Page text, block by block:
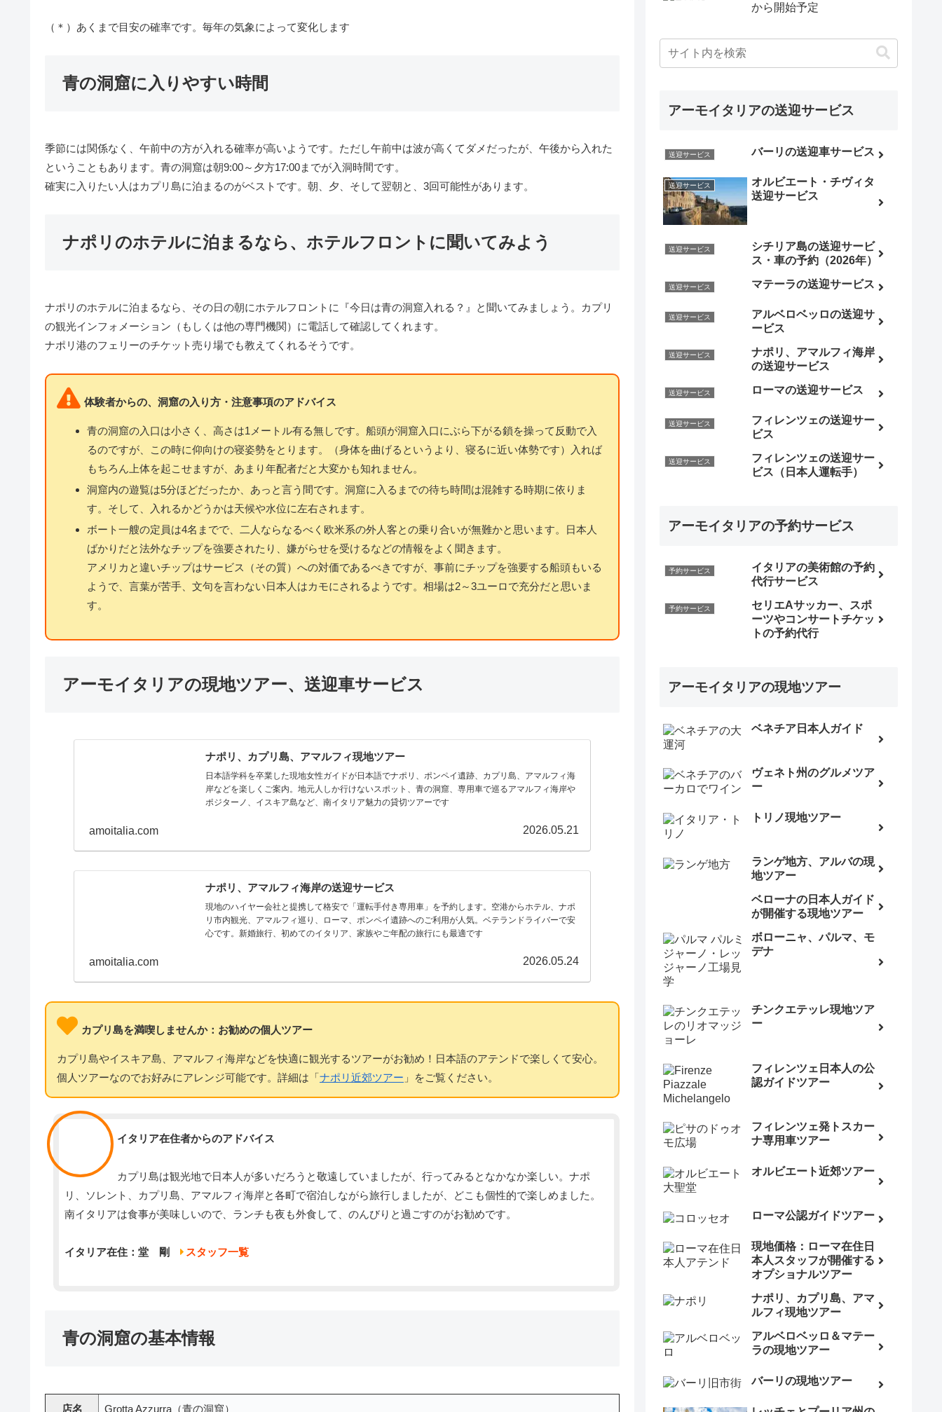
（＊）あくまで目安の確率です。毎年の気象によって変化します
青の洞窟に入りやすい時間
季節には関係なく、午前中の方が入れる確率が高いようです。ただし午前中は波が高くてダメだったが、午後から入れた
ということもあります。青の洞窟は朝9:00～夕方17:00までが入洞時間です。
確実に入りたい人はカプリ島に泊まるのがベストです。朝、夕、そして翌朝と、3回可能性があります。
ナポリのホテルに泊まるなら、ホテルフロントに聞いてみよう
ナポリのホテルに泊まるなら、その日の朝にホテルフロントに『今日は青の洞窟入れる？』と聞いてみましょう。カプリ
の観光インフォメーション（もしくは他の専門機関）に電話して確認してくれます。
ナポリ港のフェリーのチケット売り場でも教えてくれるそうです。
体験者からの、洞窟の入り方・注意事項のアドバイス
青の洞窟の入口は小さく、高さは1メートル有る無しです。船頭が洞窟入口にぶら下がる鎖を操って反動で入
るのですが、この時に仰向けの寝姿勢をとります。（身体を曲げるというより、寝るに近い体勢です）入れば
もちろん上体を起こせますが、あまり年配者だと大変かも知れません。
洞窟内の遊覧は5分ほどだったか、あっと言う間です。洞窟に入るまでの待ち時間は混雑する時期に依りま
す。そして、入れるかどうかは天候や水位に左右されます。
ボート一艘の定員は4名までで、二人ならなるべく欧米系の外人客との乗り合いが無難かと思います。日本人
ばかりだと法外なチップを強要されたり、嫌がらせを受けるなどの情報をよく聞きます。
アメリカと違いチップはサービス（その質）への対価であるべきですが、事前にチップを強要する船頭もいる
ようで、言葉が苦手、文句を言わない日本人はカモにされるようです。相場は2～3ユーロで充分だと思いま
す。
アーモイタリアの現地ツアー、送迎車サービス
ナポリ、カプリ島、アマルフィ現地ツアー
日本語学科を卒業した現地女性ガイドが日本語でナポリ、ポンペイ遺跡、カプリ島、アマルフィ海
岸などを楽しくご案内。地元人しか行けないスポット、青の洞窟、専用車で巡るアマルフィ海岸や
ポジターノ、イスキア島など、南イタリア魅力の貸切ツアーです
amoitalia.com 2026.05.21
ナポリ、アマルフィ海岸の送迎サービス
現地のハイヤー会社と提携して格安で「運転手付き専用車」を予約します。空港からホテル、ナポ
リ市内観光、アマルフィ巡り、ローマ、ポンペイ遺跡へのご利用が人気。ベテランドライバーで安
心です。新婚旅行、初めてのイタリア、家族やご年配の旅行にも最適です
amoitalia.com 2026.05.24
カプリ島を満喫しませんか：お勧めの個人ツアー
カプリ島やイスキア島、アマルフィ海岸などを快適に観光するツアーがお勧め！日本語のアテンドで楽しくて安心。
個人ツアーなのでお好みにアレンジ可能です。詳細は「ナポリ近郊ツアー 」をご覧ください。
イタリア在住者からのアドバイス
カプリ島は観光地で日本人が多いだろうと敬遠していましたが、行ってみるとなかなか楽しい。ナポ
リ、ソレント、カプリ島、アマルフィ海岸と各町で宿泊しながら旅行しましたが、どこも個性的で楽しめました。
南イタリアは食事が美味しいので、ランチも夜も外食して、のんびりと過ごすのがお勧めです。
イタリア在住：堂 剛 スタッフ一覧
青の洞窟の基本情報
店名 Grotta Azzurra（青の洞窟）
から開始予定
アーモイタリアの送迎サービス
送迎サービス バーリの送迎車サービス
送迎サービス
オルビエート・チヴィタ
送迎サービス
送迎サービス
シチリア島の送迎サービ
ス・車の予約（2026年）
送迎サービス マテーラの送迎サービス
送迎サービス
アルベロベッロの送迎サ
ービス
送迎サービス
ナポリ、アマルフィ海岸
の送迎サービス
送迎サービス ローマの送迎サービス
送迎サービス
フィレンツェの送迎サー
ビス
送迎サービス
フィレンツェの送迎サー
ビス（日本人運転手）
アーモイタリアの予約サービス
予約サービス
イタリアの美術館の予約
代行サービス
予約サービス
セリエAサッカー、スポ
ーツやコンサートチケッ
トの予約代行
アーモイタリアの現地ツアー
ベネチア日本人ガイド
ヴェネト州のグルメツア
ー
トリノ現地ツアー
ランゲ地方、アルバの現
地ツアー
ベローナの日本人ガイド
が開催する現地ツアー
ボローニャ、パルマ、モ
デナ
チンクエテッレ現地ツア
ー
フィレンツェ日本人の公
認ガイドツアー
フィレンツェ発トスカー
ナ専用車ツアー
オルビエート近郊ツアー
ローマ公認ガイドツアー
現地価格：ローマ在住日
本人スタッフが開催する
オプショナルツアー
ナポリ、カプリ島、アマ
ルフィ現地ツアー
アルベロベッロ＆マテー
ラの現地ツアー
バーリの現地ツアー